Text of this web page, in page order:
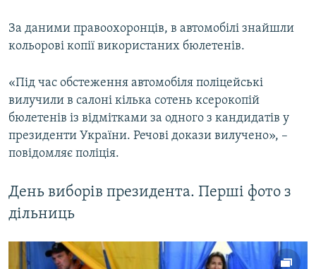
За даними правоохоронців, в автомобілі знайшли
кольорові копії використаних бюлетенів.
«Під час обстеження автомобіля поліцейські
вилучили в салоні кілька сотень ксерокопій
бюлетенів із відмітками за одного з кандидатів у
президенти України. Речові докази вилучено», –
повідомляє поліція.
День виборів президента. Перші фото з
дільниць